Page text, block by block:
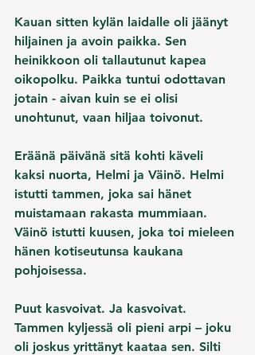
Kauan sitten kylän laidalle oli jäänyt
hiljainen ja avoin paikka. Sen
heinikkoon oli tallautunut kapea
oikopolku. Paikka tuntui odottavan
jotain - aivan kuin se ei olisi
unohtunut, vaan hiljaa toivonut.
Eräänä päivänä sitä kohti käveli
kaksi nuorta, Helmi ja Väinö. Helmi
istutti tammen, joka sai hänet
muistamaan rakasta mummiaan.
Väinö istutti kuusen, joka toi mieleen
hänen kotiseutunsa kaukana
pohjoisessa.
Puut kasvoivat. Ja kasvoivat.
Tammen kyljessä oli pieni arpi – joku
oli joskus yrittänyt kaataa sen. Silti